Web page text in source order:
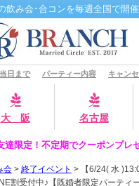
飲み会･合コンを毎週全国で開催
日まで パーティー内容 キャン
大 阪 名古屋
達限定！不定期でクーポンプレ
会> 終了イベント >
【6/24( 水
割受付中♪【既婚者限定パーティー